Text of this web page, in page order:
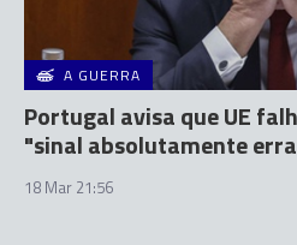
A GUERRA
Portugal avisa que UE
"sinal absolutamente
18 Mar 21:56